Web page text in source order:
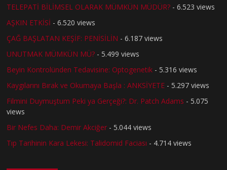
TELEPATİ BİLİMSEL OLARAK MÜMKÜN MÜDÜR? - 6.523 views
AŞKIN ETKİSİ - 6.520 views
ÇAĞ BAŞLATAN KEŞİF: PENİSİLİN - 6.187 views
UNUTMAK MÜMKÜN MÜ? - 5.499 views
Beyin Kontrolünden Tedavisine: Optogenetik - 5.316 views
Kaygılarını Bırak ve Okumaya Başla : ANKSİYETE - 5.297 views
Filmini Duymuştum Peki ya Gerçeği?: Dr. Patch Adams - 5.075
views
Bir Nefes Daha: Demir Akciğer - 5.044 views
Tıp Tarihinin Kara Lekesi: Talidomid Faciası - 4.714 views